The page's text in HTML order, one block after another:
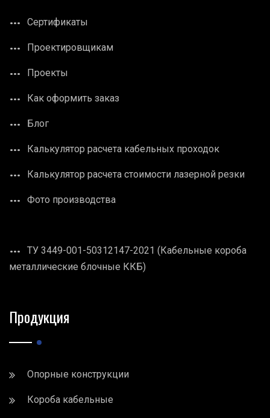
Сертификаты
Проектировщикам
Проекты
Как оформить заказ
Блог
Калькулятор расчета кабельных проходок
Калькулятор расчета стоимости лазерной резки
Фото производства
ТУ 3449-001-50312147-2021 (Кабельные короба
металлические блочные ККБ)
Продукция
Опорные конструкции
Короба кабельные